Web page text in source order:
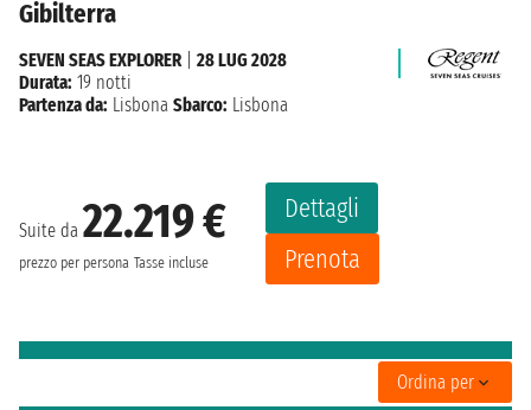
Gibilterra
Suite da 22.219 €
prezzo per persona Tasse incluse
Dettagli
Prenota
SEVEN SEAS EXPLORER| 28 LUG 2028
Durata: 19 notti
Partenza da: Lisbona Sbarco: Lisbona
Ordina per